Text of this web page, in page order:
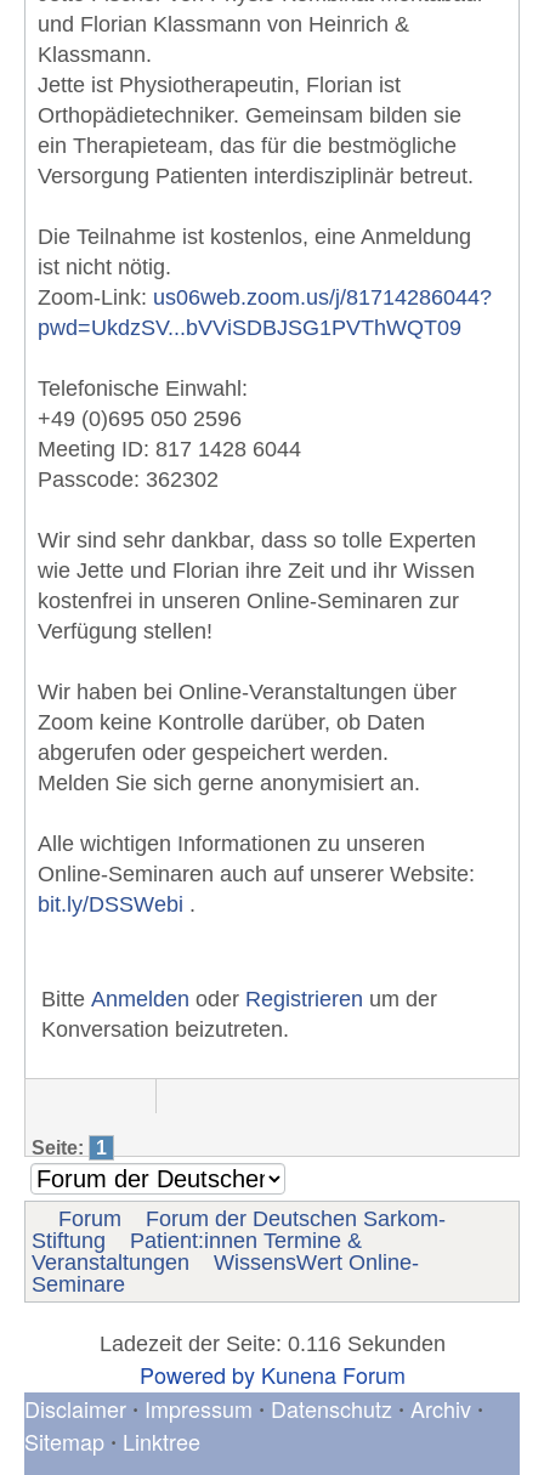
und Florian Klassmann von Heinrich &
Klassmann.
Jette ist Physiotherapeutin, Florian ist
Orthopädietechniker. Gemeinsam bilden sie
ein Therapieteam, das für die bestmögliche
Versorgung Patienten interdisziplinär betreut.
Die Teilnahme ist kostenlos, eine Anmeldung
ist nicht nötig.
Zoom-Link: us06web.zoom.us/j/81714286044?
pwd=UkdzSV...bVViSDBJSG1PVThWQT09
Telefonische Einwahl:
+49 (0)695 050 2596
Meeting ID: 817 1428 6044
Passcode: 362302
Wir sind sehr dankbar, dass so tolle Experten
wie Jette und Florian ihre Zeit und ihr Wissen
kostenfrei in unseren Online-Seminaren zur
Verfügung stellen!
Wir haben bei Online-Veranstaltungen über
Zoom keine Kontrolle darüber, ob Daten
abgerufen oder gespeichert werden.
Melden Sie sich gerne anonymisiert an.
Alle wichtigen Informationen zu unseren
Online-Seminaren auch auf unserer Website:
bit.ly/DSSWebi .
Bitte Anmelden oder Registrieren um der
Konversation beizutreten.
Seite: 1
Forum
Forum der Deutschen Sarkom-
Stiftung
Patient:innen Termine &
Veranstaltungen
WissensWert Online-
Seminare
Ladezeit der Seite: 0.116 Sekunden
Powered by Kunena Forum
Disclaimer • Impressum • Datenschutz • Archiv •
Sitemap • Linktree